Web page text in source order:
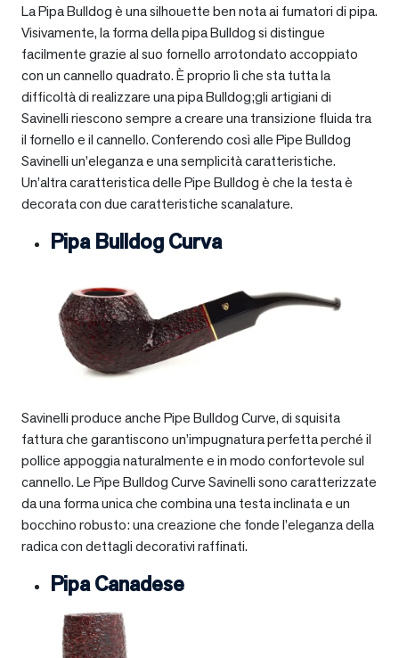
La Pipa Bulldog è una silhouette ben nota ai fumatori di pipa.
Visivamente, la forma della pipa Bulldog si distingue
facilmente grazie al suo fornello arrotondato accoppiato
con un cannello quadrato. È proprio lì che sta tutta la
difficoltà di realizzare una pipa Bulldog;gli artigiani di
Savinelli riescono sempre a creare una transizione fluida tra
il fornello e il cannello. Conferendo così alle Pipe Bulldog
Savinelli un’eleganza e una semplicità caratteristiche.
Un’altra caratteristica delle Pipe Bulldog è che la testa è
decorata con due caratteristiche scanalature.
Pipa Bulldog Curva
Savinelli produce anche Pipe Bulldog Curve, di squisita
fattura che garantiscono un’impugnatura perfetta perché il
pollice appoggia naturalmente e in modo confortevole sul
cannello. Le Pipe Bulldog Curve Savinelli sono caratterizzate
da una forma unica che combina una testa inclinata e un
bocchino robusto: una creazione che fonde l’eleganza della
radica con dettagli decorativi raffinati.
Pipa Canadese